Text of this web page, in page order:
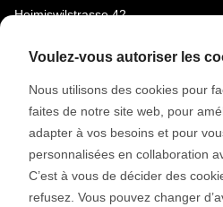
Heimiswilstrasse 42
Suisse
MÉDIAS SOCIAUX
LinkedIn
Youtube
Google Reviews
Voulez-vous autoriser les
Nous utilisons des cookies pour
faites de notre site web, pour
adapter à vos besoins et pour
personnalisées en collaboration
C’est à vous de décider des
refusez. Vous pouvez changer